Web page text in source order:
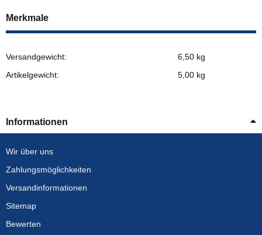
Merkmale
Versandgewicht:
6,50 kg
Artikelgewicht:
5,00 kg
Informationen
Wir über uns
Zahlungsmöglichkeiten
Versandinformationen
Sitemap
Bewerten